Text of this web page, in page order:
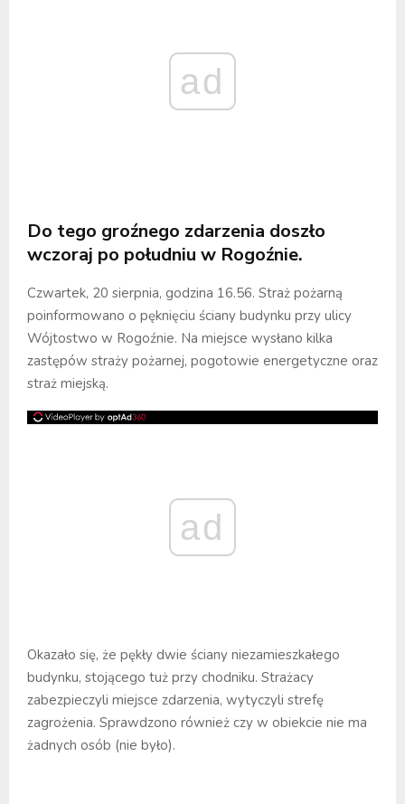
ad
Do tego groźnego zdarzenia doszło
wczoraj po południu w Rogoźnie.
Czwartek, 20 sierpnia, godzina 16.56. Straż pożarną
poinformowano o pęknięciu ściany budynku przy ulicy
Wójtostwo w Rogoźnie. Na miejsce wysłano kilka
zastępów straży pożarnej, pogotowie energetyczne oraz
straż miejską.
ad
Okazało się, że pękły dwie ściany niezamieszkałego
budynku, stojącego tuż przy chodniku. Strażacy
zabezpieczyli miejsce zdarzenia, wytyczyli strefę
zagrożenia. Sprawdzono również czy w obiekcie nie ma
żadnych osób (nie było).